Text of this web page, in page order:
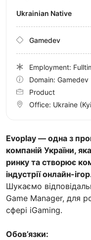
Evoplay — одна з
компаній України,
ринку та створює
індустрії онлайн-
Шукаємо
Game Manager, для
сфері iGaming.
Обов’язки:
Ukrainian Native
Gamedev
Employment:
Domain: Gamedev
Product
Office: Ukraine